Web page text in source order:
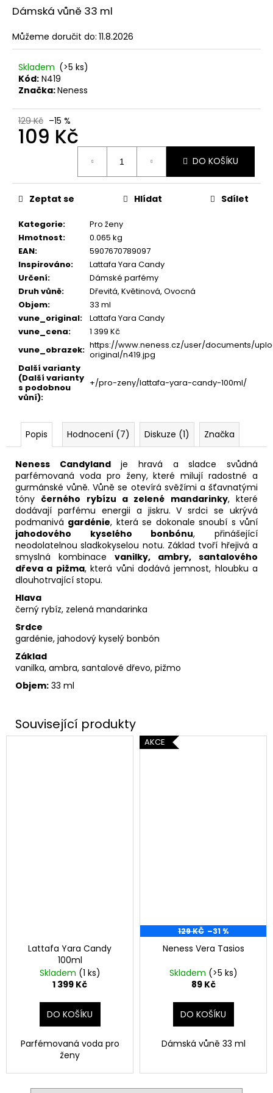
z
5
Dámská vůně 33 ml
Můžeme doručit do: 11.8.2026
Skladem (>5 ks)
Kód: N419
Značka:Neness
129 Kč –15 %
109 Kč
DO KOŠÍKU
Kategorie:
Pro ženy
Hmotnost:
0.065 kg
EAN:
5907670789097
Inspirováno:
Lattafa Yara Candy
Určení:
Dámské parfémy
Druh vůně:
Dřevitá, Květinová, Ovocná
Objem:
33 ml
vune_original:
Lattafa Yara Candy
vune_cena:
1 399 Kč
vune_obrazek: https://www.neness.cz/user/documents/
original/n419.jpg
Další varianty
(Další varianty
s podobnou
vůní):
+/pro-zeny/lattafa-yara-candy-100ml/
Zeptat se Hlídat Sdílet
Popis Hodnocení (7) Diskuze (1) Značka
Neness Candylandje hravá a sladce svůdná
parfémovaná voda pro ženy, které milují radostné a
gurmánské vůně. Vůně se otevírá svěžími a šťavnatými
tóny černého rybízu a zelené mandarinky, které
dodávají parfému energii a jiskru. V srdci se ukrývá
podmanivá gardénie, která se dokonale snoubí s vůní
jahodového kyselého bonbónu, přinášející
neodolatelnou sladkokyselou notu. Základ tvoří hřejivá a
smyslná kombinace vanilky, ambry, santalového
dřeva a pižma, která vůni dodává jemnost, hloubku a
dlouhotrvající stopu.
Hlava
černý rybíz, zelená mandarinka
Srdce
gardénie, jahodový kyselý bonbón
Základ
vanilka, ambra, santalové dřevo, pižmo
Objem: 33 ml
Lattafa Yara Candy
100ml
Skladem (1 ks)
1 399 Kč
DO KOŠÍKU
Parfémovaná voda pro
ženy
AKCE
129 KČ –31 %
Neness Vera Tasios
Skladem (>5 ks)
89 Kč
DO KOŠÍKU
Dámská vůně 33 ml
u
e
e
DE
VERANO
PISTACHIO
BUENO
239
Kč
Původně:
Kč